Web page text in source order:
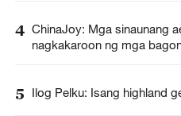
4 ChinaJoy: Mga sinaunang
nagkakaroon ng mga
5 Ilog Pelku: Isang highland